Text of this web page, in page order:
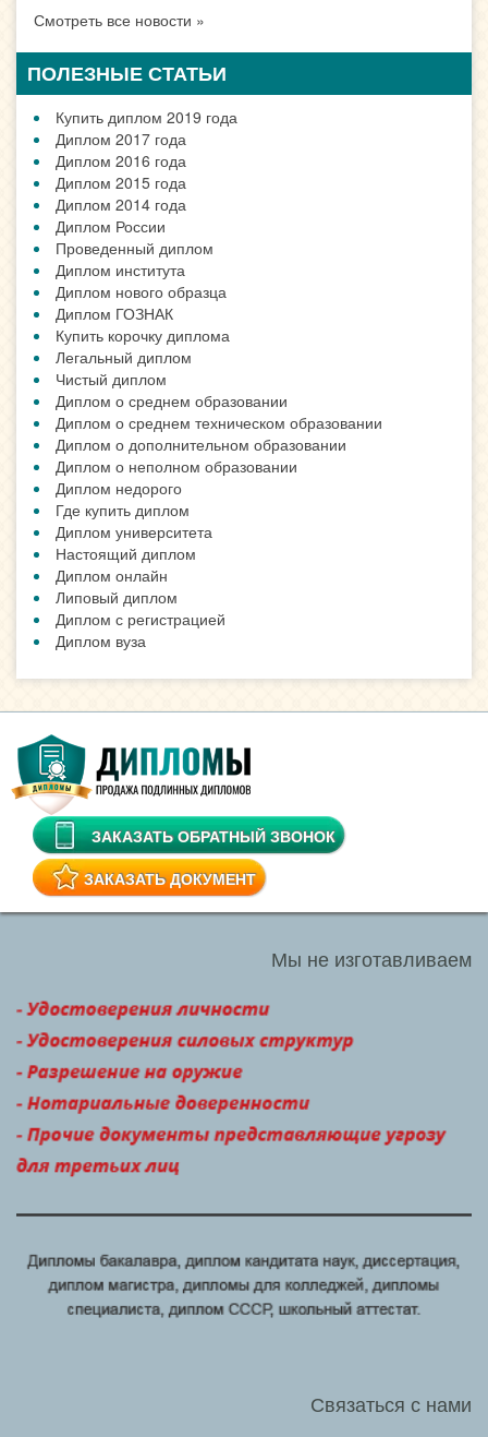
Смотреть все новости »
ПОЛЕЗНЫЕ СТАТЬИ
Купить диплом 2019 года
Диплом 2017 года
Диплом 2016 года
Диплом 2015 года
Диплом 2014 года
Диплом России
Проведенный диплом
Диплом института
Диплом нового образца
Диплом ГОЗНАК
Купить корочку диплома
Легальный диплом
Чистый диплом
Диплом о среднем образовании
Диплом о среднем техническом образовании
Диплом о дополнительном образовании
Диплом о неполном образовании
Диплом недорого
Где купить диплом
Диплом университета
Настоящий диплом
Диплом онлайн
Липовый диплом
Диплом с регистрацией
Диплом вуза
ЗАКАЗАТЬ ОБРАТНЫЙ ЗВОНОК
ЗАКАЗАТЬ ДОКУМЕНТ
Мы не изготавливаем
Связаться с нами